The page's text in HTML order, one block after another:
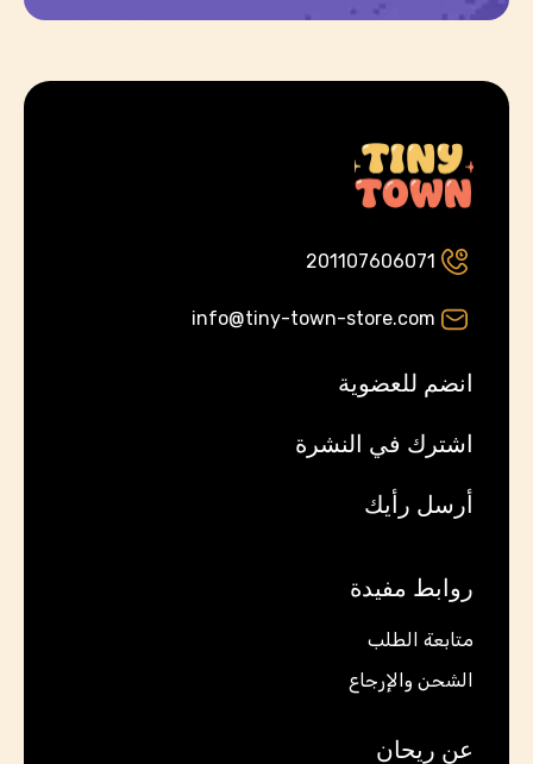
201107606071
info@tiny-town-store.com
انضم للعضوية
اشترك في النشرة
أرسل رأيك
روابط مفيدة
متابعة الطلب
الشحن والإرجاع
عن ريحان